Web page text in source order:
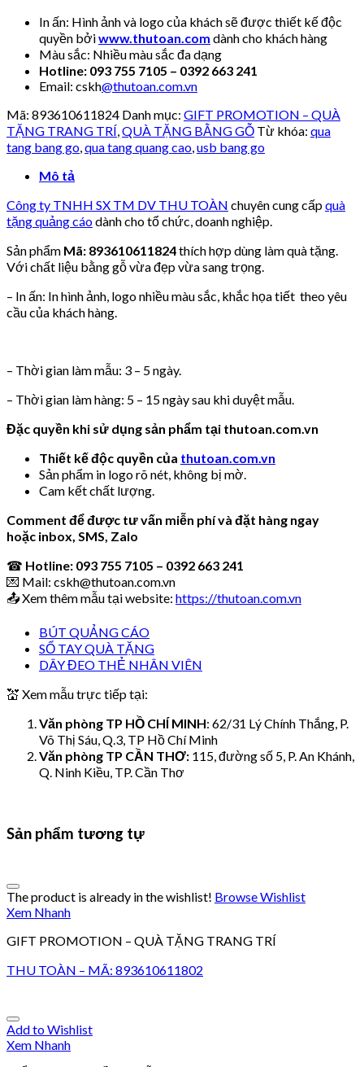
In ấn: Hình ảnh và logo của khách sẽ được thiết kế độc
quyền bởiwww.thutoan.com dành cho khách hàng
Màu sắc: Nhiều màu sắc đa dạng
Hotline: 093 755 7105 – 0392 663 241
Email: cskh@thutoan.com.vn
Mã: 893610611824 Danh mục: GIFT PROMOTION – QUÀ
TẶNG TRANG TRÍ,QUÀ TẶNG BẰNG GỖ Từ khóa: qua
tang bang go,qua tang quang cao,usb bang go
Mô tả
Công ty TNHH SX TM DV THU TOÀN chuyên cung cấpquà
tặng quảng cáodành cho tổ chức, doanh nghiệp.
Sản phẩm Mã: 893610611824thích hợp dùng làm quà tặng.
Với chất liệu bằng gỗ vừa đẹp vừa sang trọng.
– In ấn: In hình ảnh, logo nhiều màu sắc, khắc họa tiết theo yêu
cầu của khách hàng.
– Thời gian làm mẫu: 3 – 5 ngày.
– Thời gian làm hàng: 5 – 15 ngày sau khi duyệt mẫu.
Đặc quyền khi sử dụng sản phẩm tại thutoan.com.vn
Thiết kế độc quyền của thutoan.com.vn
Sản phẩm in logo rõ nét, không bị mờ.
Cam kết chất lượng.
Comment để được tư vấn miễn phí và đặt hàng ngay
hoặc inbox, SMS, Zalo
☎ Hotline: 093 755 7105 – 0392 663 241
💌 Mail: cskh@thutoan.com.vn
📤 Xem thêm mẫu tại website: https://thutoan.com.vn
BÚT QUẢNG CÁO
SỔ TAY QUÀ TẶNG
DÂY ĐEO THẺ NHÂN VIÊN
💒 Xem mẫu trực tiếp tại:
Văn phòng TP HỒ CHÍ MINH: 62/31 Lý Chính Thắng, P.
Võ Thị Sáu, Q.3, TP Hồ Chí Minh
Văn phòng TP CẦN THƠ: 115, đường số 5, P. An Khánh,
Q. Ninh Kiều, TP. Cần Thơ
Sản phẩm tương tự
The product is already in the wishlist! Browse Wishlist
Xem Nhanh
GIFT PROMOTION – QUÀ TẶNG TRANG TRÍ
THU TOÀN – MÃ: 893610611802
Add to Wishlist
Xem Nhanh